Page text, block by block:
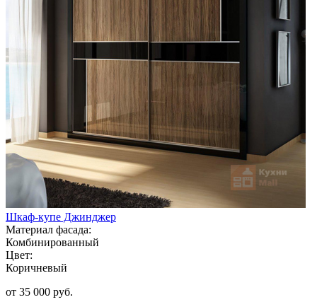
Шкаф-купе Джинджер
Материал фасада:
Комбинированный
Цвет:
Коричневый
от 35 000 руб.